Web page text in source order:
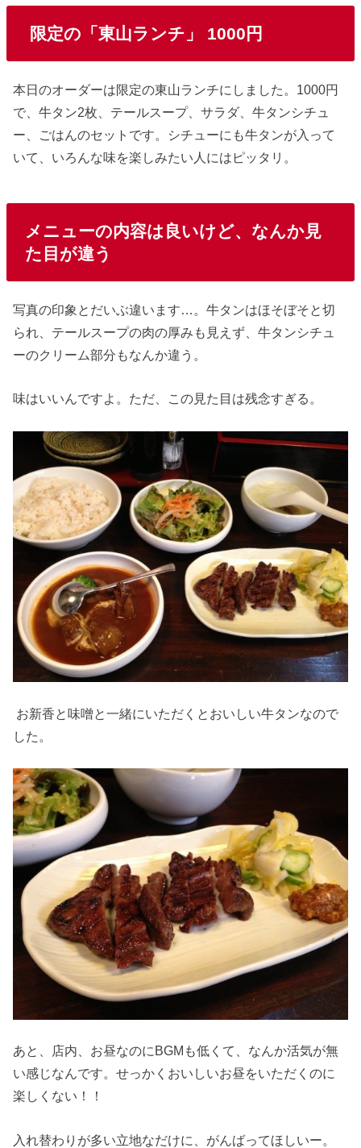
限定の「東山ランチ」 1000円
本日のオーダーは限定の東山ランチにしました。1000円
で、牛タン2枚、テールスープ、サラダ、牛タンシチュ
ー、ごはんのセットです。シチューにも牛タンが入って
いて、いろんな味を楽しみたい人にはピッタリ。
メニューの内容は良いけど、なんか見
た目が違う
写真の印象とだいぶ違います…。牛タンはほそぼそと切
られ、テールスープの肉の厚みも見えず、牛タンシチュ
ーのクリーム部分もなんか違う。
味はいいんですよ。ただ、この見た目は残念すぎる。
お新香と味噌と一緒にいただくとおいしい牛タンなので
した。
あと、店内、お昼なのにBGMも低くて、なんか活気が無
い感じなんです。せっかくおいしいお昼をいただくのに
楽しくない！！
入れ替わりが多い立地なだけに、がんばってほしいー。